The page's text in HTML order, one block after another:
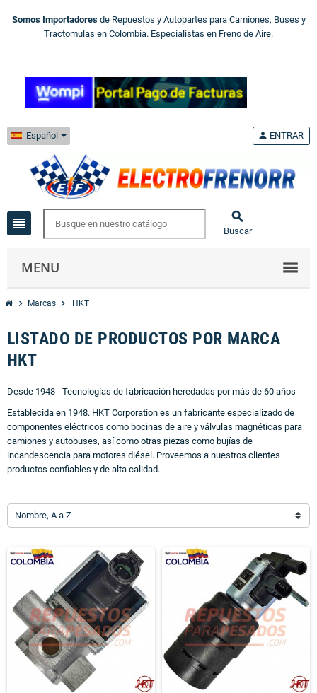
Somos Importadores de Repuestos y Autopartes para Camiones, Buses y
Tractomulas en Colombia. Especialistas en Freno de Aire.
Español
view_headline 
Buscar
person ENTRAR
MENU
chevron_right Marcas chevron_right HKT
LISTADO DE PRODUCTOS POR MARCA
HKT
Desde 1948 - Tecnologías de fabricación heredadas por más de 60 años
Establecida en 1948. HKT Corporation es un fabricante especializado de
componentes eléctricos como bocinas de aire y válvulas magnéticas para
camiones y autobuses, así como otras piezas como bujías de
incandescencia para motores diésel. Proveemos a nuestros clientes
productos confiables y de alta calidad.
Nombre, A a Z